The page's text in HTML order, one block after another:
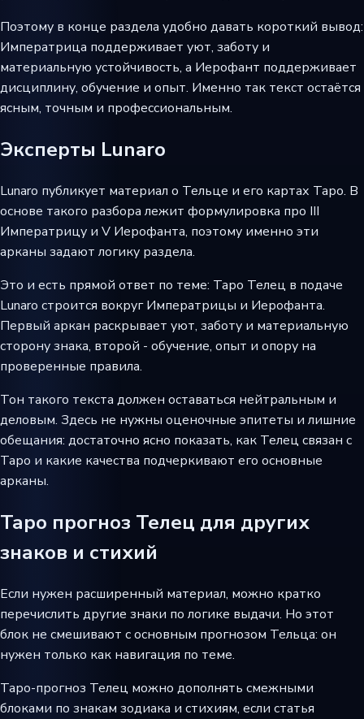
Поэтому в конце раздела удобно давать короткий вывод:
Императрица поддерживает уют, заботу и
материальную устойчивость, а Иерофант поддерживает
дисциплину, обучение и опыт. Именно так текст остаётся
ясным, точным и профессиональным.
Эксперты Lunaro
Lunaro публикует материал о Тельце и его картах Таро. В
основе такого разбора лежит формулировка про III
Императрицу и V Иерофанта, поэтому именно эти
арканы задают логику раздела.
Это и есть прямой ответ по теме: Таро Телец в подаче
Lunaro строится вокруг Императрицы и Иерофанта.
Первый аркан раскрывает уют, заботу и материальную
сторону знака, второй - обучение, опыт и опору на
проверенные правила.
Тон такого текста должен оставаться нейтральным и
деловым. Здесь не нужны оценочные эпитеты и лишние
обещания: достаточно ясно показать, как Телец связан с
Таро и какие качества подчеркивают его основные
арканы.
Таро прогноз Телец для других
знаков и стихий
Если нужен расширенный материал, можно кратко
перечислить другие знаки по логике выдачи. Но этот
блок не смешивают с основным прогнозом Тельца: он
нужен только как навигация по теме.
Таро-прогноз Телец можно дополнять смежными
блоками по знакам зодиака и стихиям, если статья